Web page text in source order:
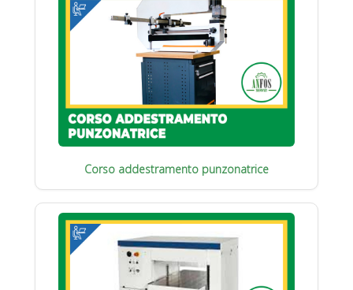
Corso addestramento punzonatrice